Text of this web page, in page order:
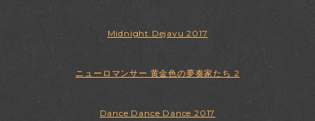
Midnight Dejavu 2017
ニューロマンサー 黄金色の夢奏家たち 2
Dance Dance Dance 2017